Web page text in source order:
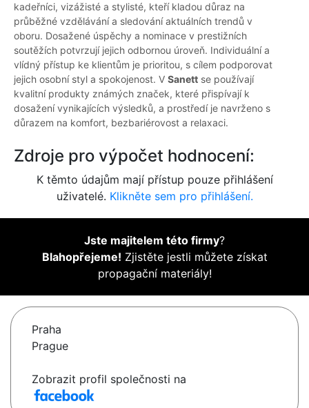
kadeřníci, vizážisté a stylisté, kteří kladou důraz na
průběžné vzdělávání a sledování aktuálních trendů v
oboru. Dosažené úspěchy a nominace v prestižních
soutěžích potvrzují jejich odbornou úroveň. Individuální a
vlídný přístup ke klientům je prioritou, s cílem podporovat
jejich osobní styl a spokojenost. V Sanett se používají
kvalitní produkty známých značek, které přispívají k
dosažení vynikajících výsledků, a prostředí je navrženo s
důrazem na komfort, bezbariérovost a relaxaci.
Zdroje pro výpočet hodnocení:
K těmto údajům mají přístup pouze přihlášení
uživatelé. Klikněte sem pro přihlášení.
Jste majitelem této firmy?
Blahopřejeme! Zjistěte jestli můžete získat
propagační materiály!
Praha
Prague
Zobrazit profil společnosti na